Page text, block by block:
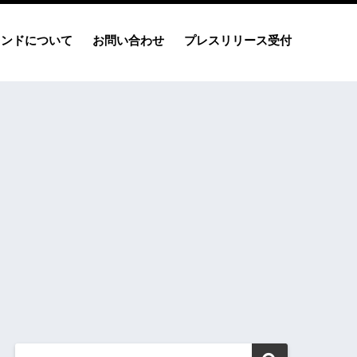
ドについて お問い合わせ プレスリリース受付